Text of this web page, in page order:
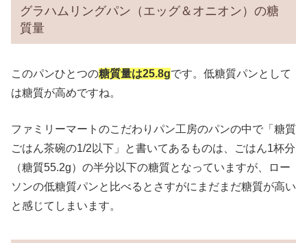
グラハムリングパン（エッグ＆オニオン）の糖
質量
このパンひとつの糖質量は25.8gです。低糖質パンとして
は糖質が高めですね。
ファミリーマートのこだわりパン工房のパンの中で「糖質
ごはん茶碗の1/2以下」と書いてあるものは、ごはん1杯分
（糖質55.2g）の半分以下の糖質となっていますが、ロー
ソンの低糖質パンと比べるとさすがにまだまだ糖質が高い
と感じてしまいます。